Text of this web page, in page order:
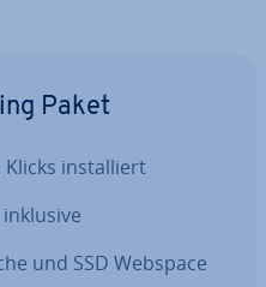
Paket
Klicks in­stal­liert
und SSD Webspace